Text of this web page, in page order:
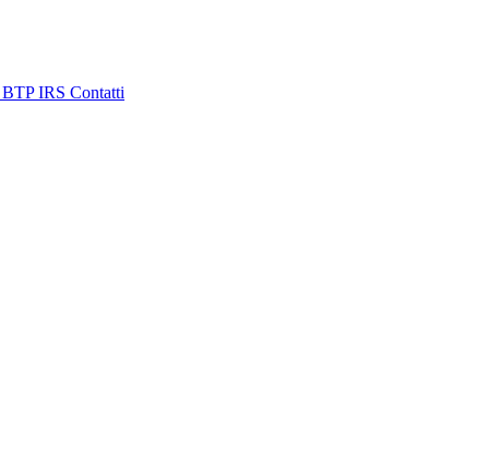
BTPIRS Contatti